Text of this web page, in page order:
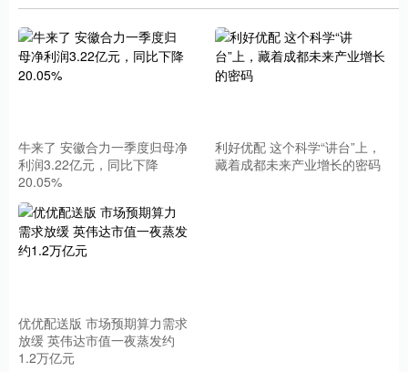
牛来了 安徽合力一季度归母净
利润3.22亿元，同比下降
20.05%
利好优配 这个科学“讲台”上，
藏着成都未来产业增长的密码
优优配送版 市场预期算力需求
放缓 英伟达市值一夜蒸发约
1.2万亿元